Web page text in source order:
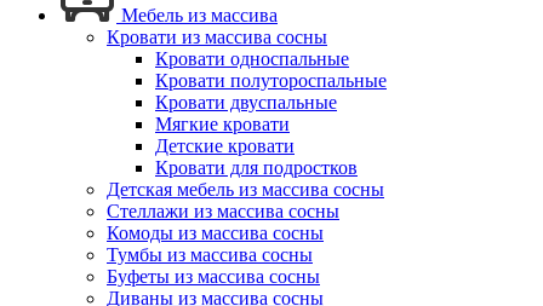
Мебель из массива
Кровати из массива сосны
Кровати односпальные
Кровати полутороспальные
Кровати двуспальные
Мягкие кровати
Детские кровати
Кровати для подростков
Детская мебель из массива сосны
Стеллажи из массива сосны
Комоды из массива сосны
Тумбы из массива сосны
Буфеты из массива сосны
Диваны из массива сосны